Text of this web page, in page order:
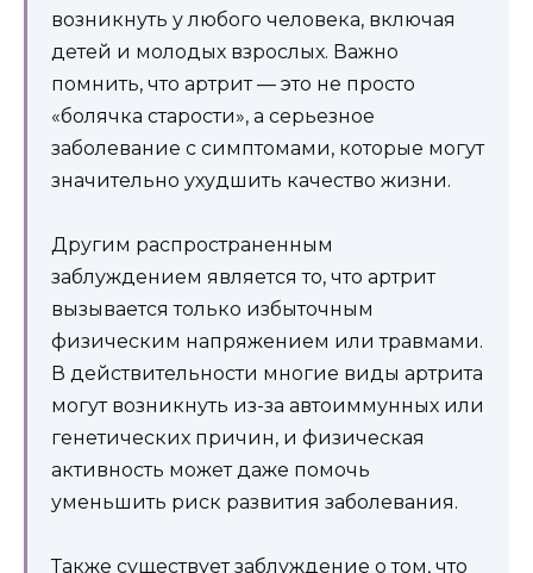
возникнуть у любого человека, включая
детей и молодых взрослых. Важно
помнить, что артрит — это не просто
«болячка старости», а серьезное
заболевание с симптомами, которые могут
значительно ухудшить качество жизни.
Другим распространенным
заблуждением является то, что артрит
вызывается только избыточным
физическим напряжением или травмами.
В действительности многие виды артрита
могут возникнуть из-за автоиммунных или
генетических причин, и физическая
активность может даже помочь
уменьшить риск развития заболевания.
Также существует заблуждение о том, что